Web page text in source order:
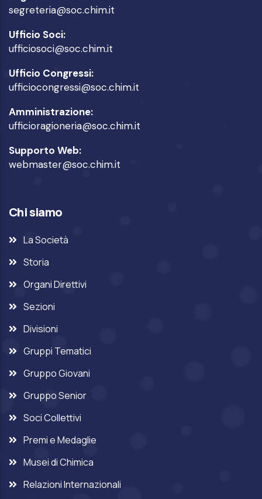
segreteria@soc.chim.it
Ufficio Soci:
ufficiosoci@soc.chim.it
Ufficio Congressi:
ufficiocongressi@soc.chim.it
Amministrazione:
ufficioragioneria@soc.chim.it
Supporto Web:
webmaster@soc.chim.it
Chi siamo
La Società
Storia
Organi Direttivi
Sezioni
Divisioni
Gruppi Tematici
Gruppo Giovani
Gruppo Senior
Soci Collettivi
Premi e Medaglie
Musei di Chimica
Relazioni Internazionali